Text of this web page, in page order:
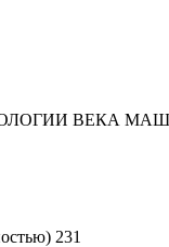
ВЕКА
231